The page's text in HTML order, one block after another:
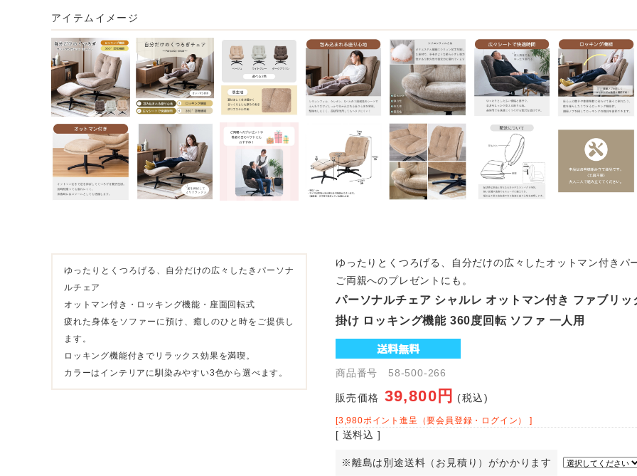
アイテムイメージ
ゆったりとくつろげる、自分だけの広々したきパーソナ
ルチェア
オットマン付き・ロッキング機能・座面回転式
疲れた身体をソファーに預け、癒しのひと時をご提供し
ます。
ロッキング機能付きでリラックス効果を満喫。
カラーはインテリアに馴染みやすい3色から選べます。
ゆったりとくつろげる、自分だけの広々したオットマン付きパ
ご両親へのプレゼントにも。
パーソナルチェア シャルレ オットマン付き ファブリッ
掛け ロッキング機能 360度回転 ソファ 一人用
商品番号 58-500-266
販売価格 39,800円 (税込)
[3,980ポイント進呈（要会員登録・ログイン） ]
[ 送料込 ]
※離島は別途送料（お見積り）がかかります